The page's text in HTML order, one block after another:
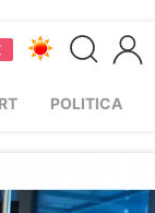
POLITICA